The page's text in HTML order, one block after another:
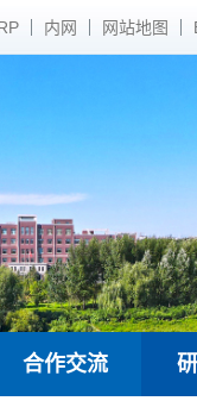
内网 网站地图
合作交流